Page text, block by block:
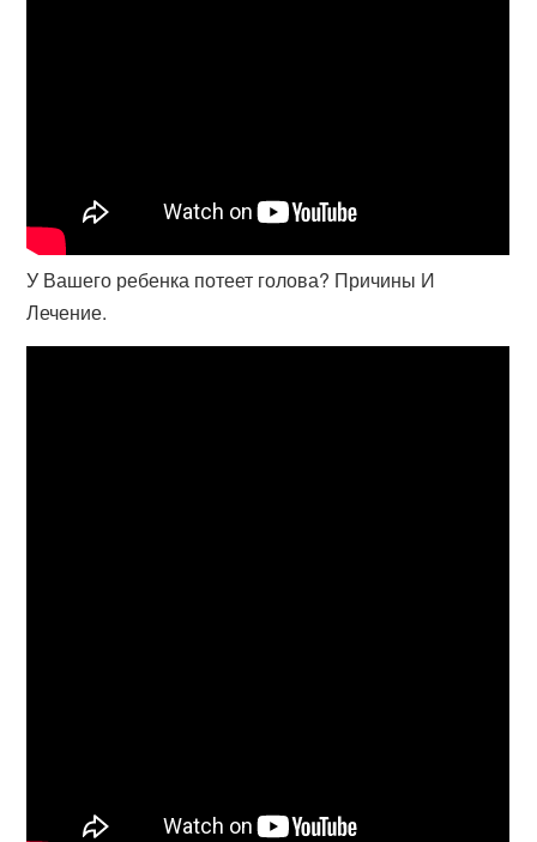
У Вашего ребенка потеет голова? Причины И
Лечение.